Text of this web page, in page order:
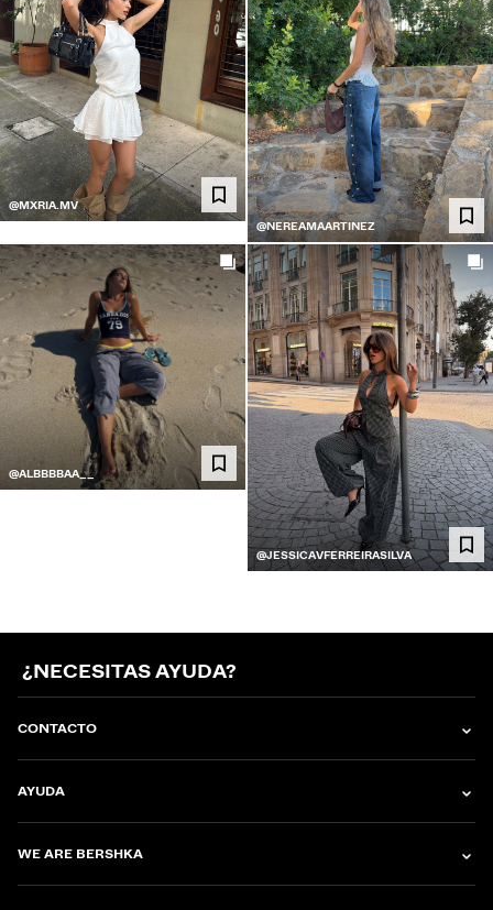
@MXRIA.MV
@NEREAMAARTINEZ
@ALBBBBAA__
@JESSICAVFERREIRASILVA
¿NECESITAS AYUDA?
CONTACTO
AYUDA
WE ARE BERSHKA